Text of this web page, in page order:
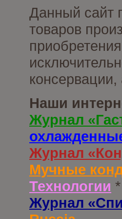
Данный сайт
товаров
Наши
Журнал
Журнал
Мучные
Технологии *
Журнал